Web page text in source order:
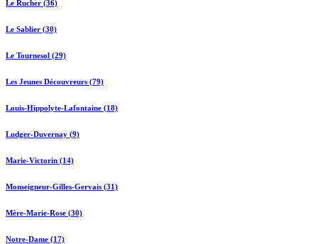
Le Rucher (36)
Le Sablier (30)
Le Tournesol (29)
Les Jeunes Découvreurs (79)
Louis-Hippolyte-Lafontaine (18)
Ludger-Duvernay (9)
Marie-Victorin (14)
Monseigneur-Gilles-Gervais (31)
Mère-Marie-Rose (30)
Notre-Dame (17)